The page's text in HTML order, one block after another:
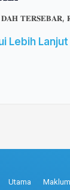
𝐃𝐀𝐇 𝐓𝐄𝐑𝐒𝐄𝐁𝐀𝐑,
Lebih Lanjut
Utama